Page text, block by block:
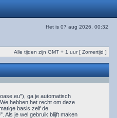
Het is 07 aug 2026, 00:32
Alle tijden zijn GMT + 1 uur [ Zomertijd ]
ga je automatisch
hebben het recht om deze
basis zelf de
Als je wel gebruik blijft maken